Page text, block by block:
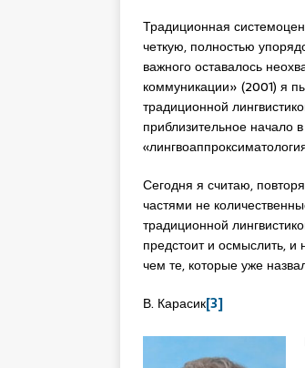
Традиционная
четкую, полностью
важного оставалось
коммуникации» (2001) я
традиционной
приблизительное начало
Сегодня я считаю,
частями не
традиционной
предстоит и осмыслить,
чем те, которые уже
В. Карасик[3]